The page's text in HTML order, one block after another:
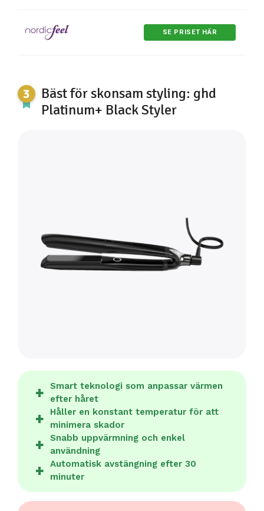
SE PRISET HÄR
Bäst för skonsam styling: ghd
Platinum+ Black Styler
Smart teknologi som anpassar värmen
efter håret
Håller en konstant temperatur för att
minimera skador
Snabb uppvärmning och enkel
användning
Automatisk avstängning efter 30
minuter